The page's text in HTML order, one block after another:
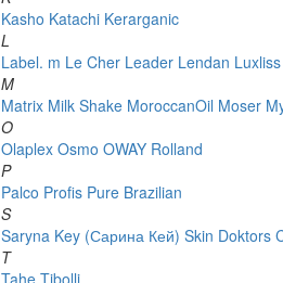
Kasho Katachi Kerarganic
L
Label. m Le Cher Leader Lendan Luxliss
M
Matrix Milk Shake MoroccanOil Moser
O
Olaplex Osmo OWAY Rolland
P
Palco Profis Pure Brazilian
S
Saryna Key (Сарина Кей) Skin Doktors
T
Tahe Tibolli